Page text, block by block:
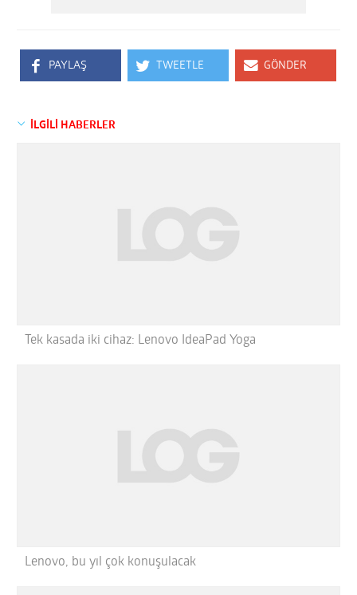
PAYLAŞ TWEETLE GÖNDER
İLGİLİ HABERLER
Tek kasada iki cihaz: Lenovo IdeaPad Yoga
Lenovo, bu yıl çok konuşulacak